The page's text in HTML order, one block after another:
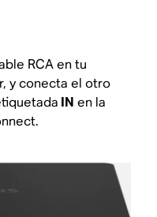
RCA en tu
y conecta el otro
IN en la